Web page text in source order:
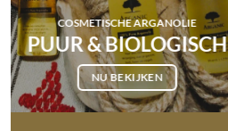
COSMETISCHE ARGANOLIE
PUUR & BIOLOGISCH
NU BEKIJKEN